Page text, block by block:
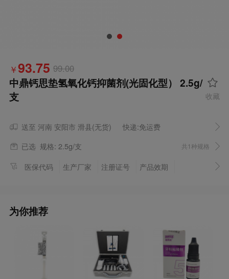
￥93.75 99.00
中鼎钙思垫氢氧化钙抑菌剂(光固化型） 2.5g/
支

收藏
 送至 河南 安阳市 滑县(无货) 快递:免运费
 已选 规格: 2.5g/支 共1种规格
 医保代码 生产厂家 注册证号 产品效期
为你推荐